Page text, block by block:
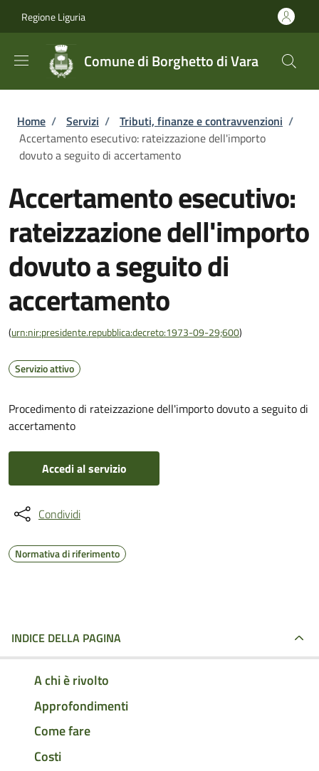
Regione Liguria
Comune di Borghetto di Vara
Briciole di pane
Home / Servizi / Tributi, finanze e contravvenzioni /
Accertamento esecutivo: rateizzazione dell'importo
dovuto a seguito di accertamento
Accertamento esecutivo:
rateizzazione dell'importo
dovuto a seguito di
accertamento
(urn:nir:presidente.repubblica:decreto:1973-09-29;600)
Servizio attivo
Procedimento di rateizzazione dell'importo dovuto a seguito di
accertamento
Accedi al servizio
Condividi
Normativa di riferimento
INDICE DELLA PAGINA
A chi è rivolto
Approfondimenti
Come fare
Costi